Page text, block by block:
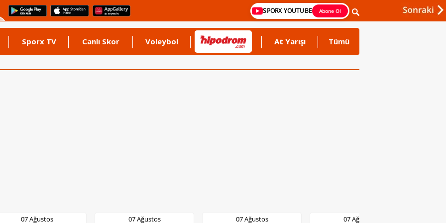
SPORX YOUTUBE Abone Ol
Sporx TV Canlı Skor Voleybol At Yarışı Tümü
07 Ağustos 07 Ağustos 07 Ağustos 07 Ağustos